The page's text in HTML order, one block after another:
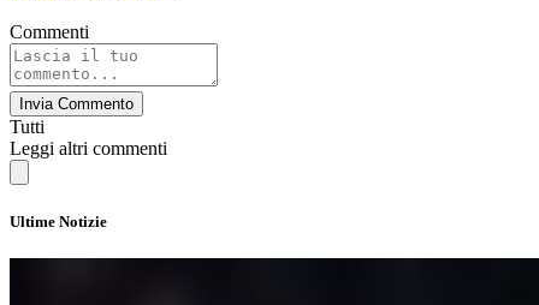
Commenti
Invia Commento
Tutti
Leggi altri commenti
Ultime Notizie